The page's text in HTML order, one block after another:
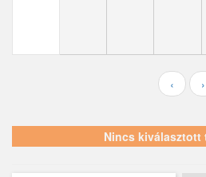
Hernád
‹ ›
Nincs kiválasztott